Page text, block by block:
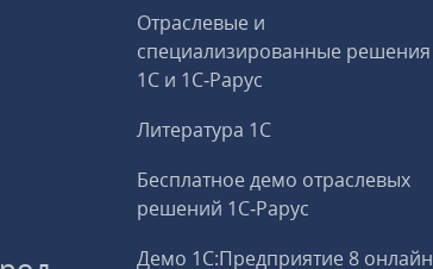
Отраслевые и
специализированные решения
1С и 1С‑Рарус
Литература 1С
Бесплатное демо отраслевых
решений 1С‑Рарус
Демо 1С:Предприятие 8 онлайн